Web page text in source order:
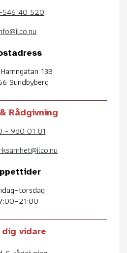
40 520
13B
Sundbyberg
Rådgivning
- 980 01 81
dig vidare